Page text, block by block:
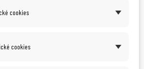
cookies
cookies